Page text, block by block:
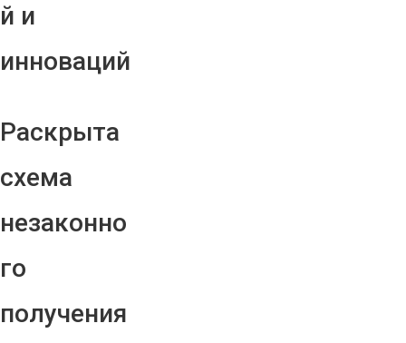
й и
инноваций
Раскрыта
схема
незаконно
го
получения